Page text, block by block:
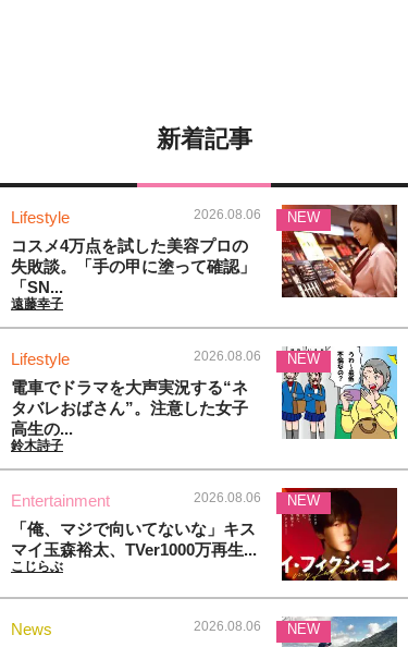
新着記事
Lifestyle 2026.08.06
コスメ4万点を試した美容プロの
失敗談。「手の甲に塗って確認」
「SN...
遠藤幸子
NEW
Lifestyle 2026.08.06
電車でドラマを大声実況する“ネ
タバレおばさん”。注意した女子
高生の...
鈴木詩子
NEW
Entertainment 2026.08.06
「俺、マジで向いてないな」キス
マイ玉森裕太、TVer1000万再生...
こじらぶ
NEW
News 2026.08.06 NEW